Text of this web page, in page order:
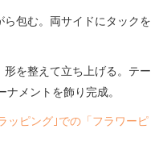
包む。両サイドにタックを
を整えて立ち上げる。テー
メントを飾り完成。
ッピング｣での「フラワーピ